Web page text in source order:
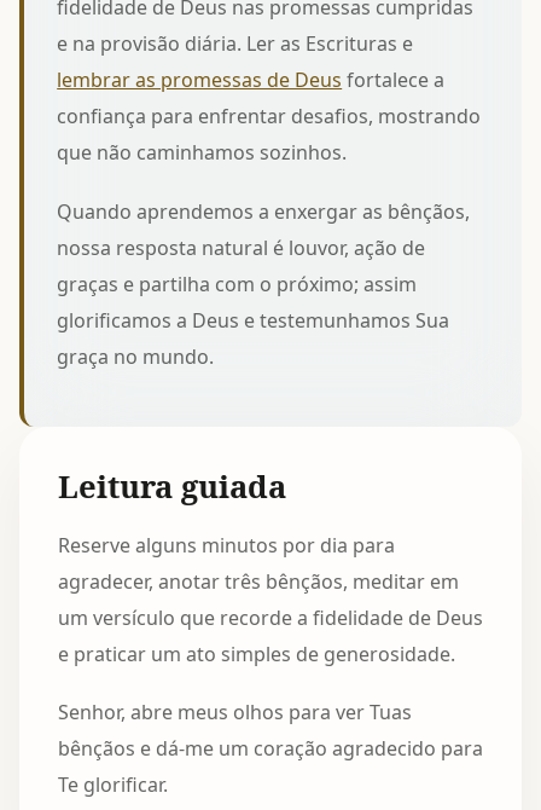
fidelidade de Deus nas promessas cumpridas
e na provisão diária. Ler as Escrituras e
lembrar as promessas de Deus fortalece a
confiança para enfrentar desafios, mostrando
que não caminhamos sozinhos.
Quando aprendemos a enxergar as bênçãos,
nossa resposta natural é louvor, ação de
graças e partilha com o próximo; assim
glorificamos a Deus e testemunhamos Sua
graça no mundo.
Leitura guiada
Reserve alguns minutos por dia para
agradecer, anotar três bênçãos, meditar em
um versículo que recorde a fidelidade de Deus
e praticar um ato simples de generosidade.
Senhor, abre meus olhos para ver Tuas
bênçãos e dá-me um coração agradecido para
Te glorificar.